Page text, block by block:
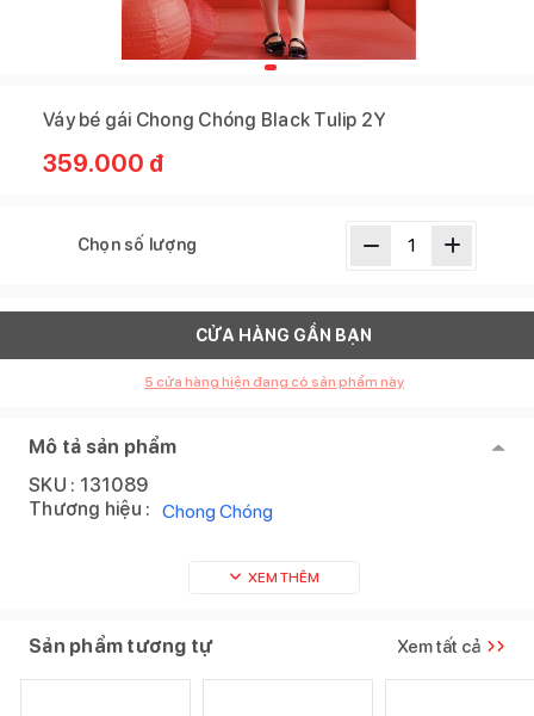
Váy bé gái Chong Chóng Black Tulip 2Y
359.000 đ
Chọn số lượng
CỬA HÀNG GẦN BẠN
5 cửa hàng hiện đang có sản phẩm này
Mô tả sản phẩm
SKU : 131089
Thương hiệu : Chong Chóng
XEM THÊM
Sản phẩm tương tự Xem tất cả